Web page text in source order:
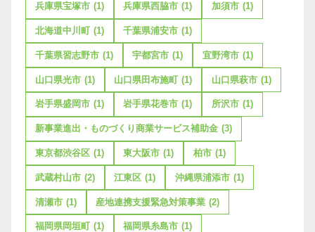
兵庫県宝塚市 (1) 兵庫県西脇市 (1) 加須市 (1)
北海道中川町 (1) 千葉県浦安市 (1)
千葉県習志野市 (1) 宇都宮市 (1) 宜野湾市 (1)
山口県光市 (1) 山口県田布施町 (1) 山口県萩市 (1)
岩手県盛岡市 (1) 岩手県花巻市 (1) 所沢市 (1)
新事業進出・ものづくり商業サービス補助金 (3)
東京都渋谷区 (1) 東大阪市 (1) 柏市 (1)
武蔵村山市 (2) 江東区 (1) 沖縄県浦添市 (1)
清瀬市 (1) 産地連携支援緊急対策事業 (2)
福岡県岡垣町 (1) 福岡県糸島市 (1)